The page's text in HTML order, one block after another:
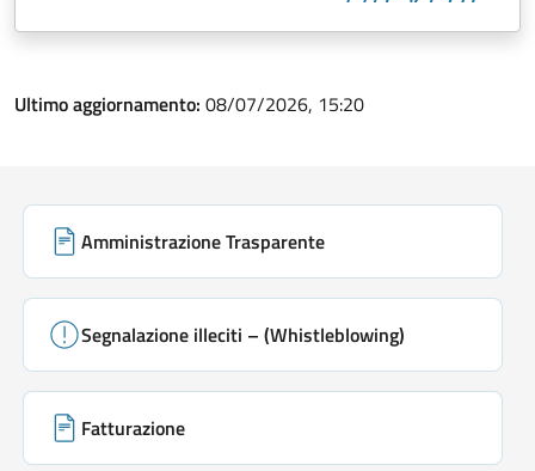
Ultimo aggiornamento: 08/07/2026, 15:20
Link di servizio
Amministrazione Trasparente
Segnalazione illeciti – (Whistleblowing)
Fatturazione